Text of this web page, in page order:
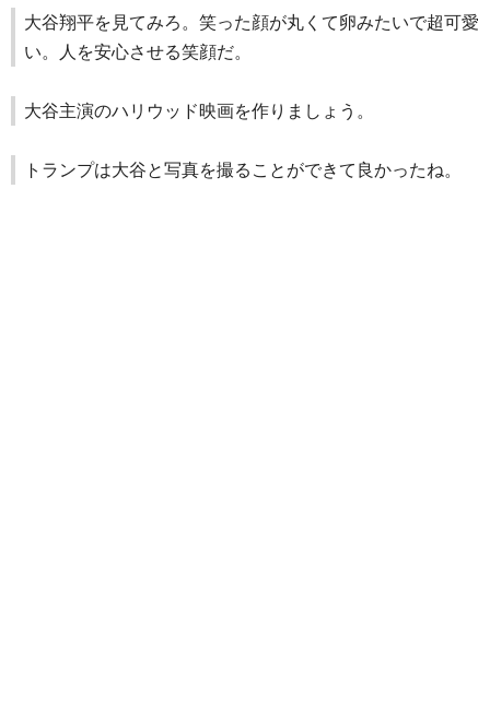
大谷翔平を見てみろ。笑った顔が丸くて卵みたいで超可愛
い。人を安心させる笑顔だ。
大谷主演のハリウッド映画を作りましょう。
トランプは大谷と写真を撮ることができて良かったね。